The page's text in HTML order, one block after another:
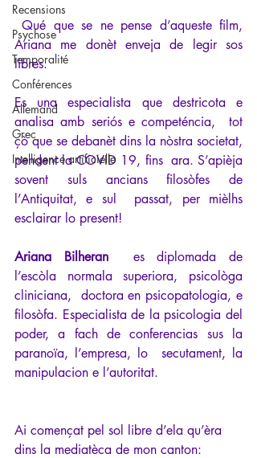
Recensions
Psychose
Temporalité
Conférences
Allemand
Grec
Intelligence artificielle
Qué que se ne pense d’aqueste film,
Ariana me donèt enveja de legir sos
libres.
Es una especialista que destricota e
analisa amb seriós e competéncia,  tot
çò que se debanèt dins la nòstra societat,
pendent la COVID 19, fins  ara. S’apièja
sovent suls ancians filosòfes de
l’Antiquitat, e sul  passat, per mièlhs
esclairar lo present!
Ariana Bilheran
  es diplomada de
l’escòla normala superiora, psicològa
cliniciana,  doctora en psicopatologia, e
filosòfa. Especialista de la psicologia del
poder, a fach de conferencias sus la
paranoïa, l’empresa, lo  secutament, la
manipulacion e l’autoritat.
Ai començat pel sol libre d’ela qu’èra
dins la mediatèca de mon canton: